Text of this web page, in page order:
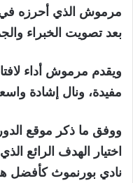
بعد تصويت الخبراء
ويقدم مرموش أداء
مفيدة، ونال إشادة
ووفق ما ذكر موقع
اختيار الهدف